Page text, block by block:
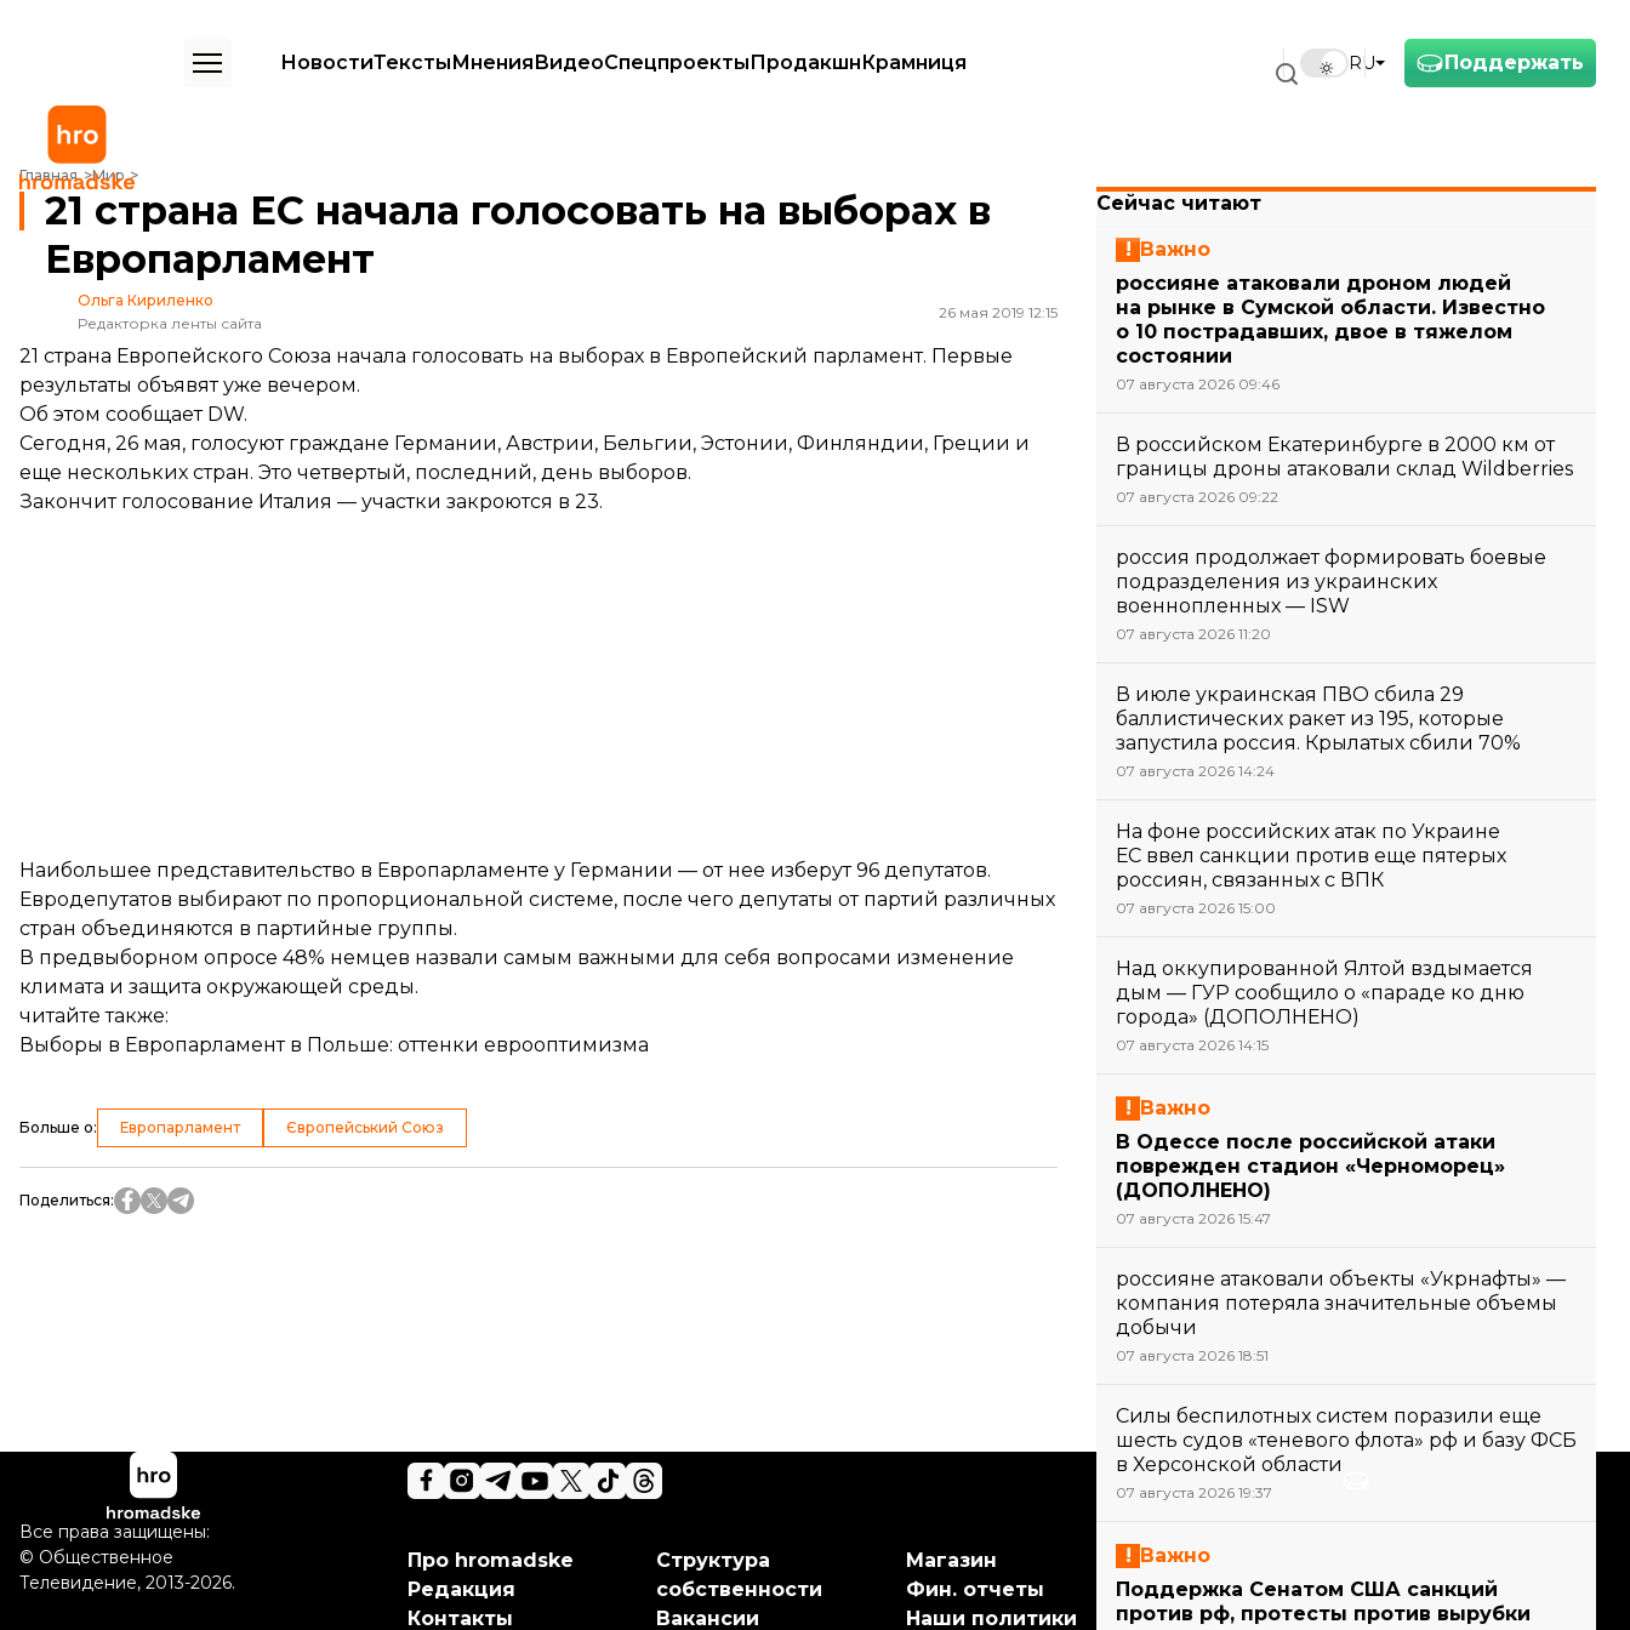
Поддержать
RU
НовостиТекстыМненияВидеоСпецпроектыПродакшнКрамниця
Главная Мир
21 страна ЕС начала голосовать на выборах в Европарламент
21 страна ЕС начала голосовать на выборах в
Европарламент
Ольга Кириленко
Редакторка ленты сайта
26 мая 2019 12:15
21 страна Европейского Союза начала голосовать на выборах в Европейский парламент. Первые
результаты объявят уже вечером.
Об этом сообщаетDW.
Сегодня, 26 мая, голосуют граждане Германии, Австрии, Бельгии, Эстонии, Финляндии, Греции и
еще нескольких стран. Это четвертый, последний, день выборов.
Закончит голосование Италия — участки закроются в 23.
Наибольшее представительство в Европарламенте у Германии — от нее изберут 96 депутатов.
Евродепутатов выбирают по пропорциональной системе, после чего депутаты от партий различных
стран объединяются в партийные группы.
В предвыборном опросе 48% немцев назвали самым важными для себя вопросами изменение
климата и защита окружающей среды.
читайте также:
Выборы в Европарламент в Польше: оттенки еврооптимизма
Больше о: Европарламент Європейський Союз
Поделиться:
Сейчас читают
Важно
россияне атаковали дроном людей
на рынке в Сумской области. Известно
о 10 пострадавших, двое в тяжелом
состоянии
07 августа 2026 09:46
В российском Екатеринбурге в 2000 км от
границы дроны атаковали склад Wildberries
07 августа 2026 09:22
россия продолжает формировать боевые
подразделения из украинских
военнопленных — ISW
07 августа 2026 11:20
В июле украинская ПВО сбила 29
баллистических ракет из 195, которые
запустила россия. Крылатых сбили 70%
07 августа 2026 14:24
На фоне российских атак по Украине
ЕС ввел санкции против еще пятерых
россиян, связанных с ВПК
07 августа 2026 15:00
Над оккупированной Ялтой вздымается
дым — ГУР сообщило о «параде ко дню
города» (ДОПОЛНЕНО)
07 августа 2026 14:15
Важно
В Одессе после российской атаки
поврежден стадион «Черноморец»
(ДОПОЛНЕНО)
07 августа 2026 15:47
россияне атаковали объекты «Укрнафты» —
компания потеряла значительные объемы
добычи
07 августа 2026 18:51
Силы беспилотных систем поразили еще
шесть судов «теневого флота» рф и базу ФСБ
в Херсонской области
07 августа 2026 19:37
Важно
Поддержка Сенатом США санкций
против рф, протесты против вырубки
Мы работаем для тебя и
благодаря тебе. Будь нашим
Про hromadske
Редакция
Контакты
Структура
собственности
Вакансии
Магазин
Фин. отчеты
Наши политики
Все права защищены:
© Общественное
Телевидение, 2013-2026.